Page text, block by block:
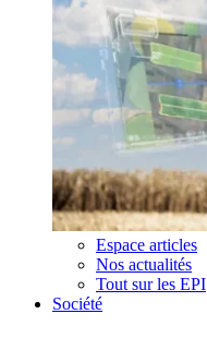
Espace articles
Nos actualités
Tout sur les EPI
Société